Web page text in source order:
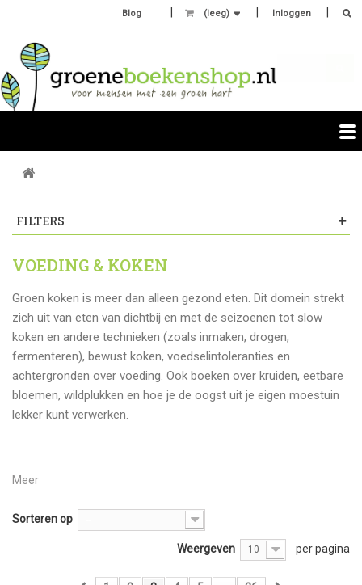
Inloggen
(leeg)
Blog
FILTERS
VOEDING & KOKEN
Groen koken is meer dan alleen gezond eten. Dit domein strekt
zich uit van eten van dichtbij en met de seizoenen tot slow
koken en andere technieken (zoals inmaken, drogen,
fermenteren), bewust koken, voedselintoleranties en
achtergronden over voeding. Ook boeken over kruiden, eetbare
bloemen, wildplukken en hoe je de oogst uit je eigen moestuin
lekker kunt verwerken.
Meer
Sorteren op --
Weergeven 10 per pagina